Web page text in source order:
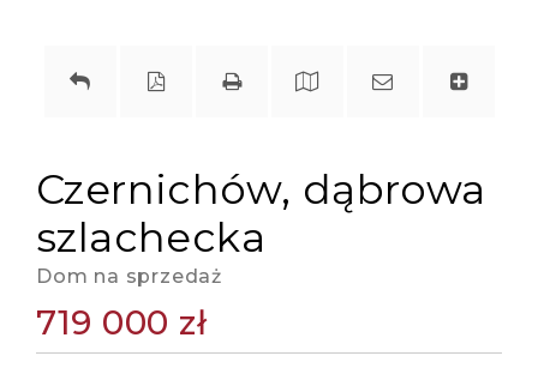
czernichów, dąbrowa
szlachecka
Dom na sprzedaż
719 000 zł